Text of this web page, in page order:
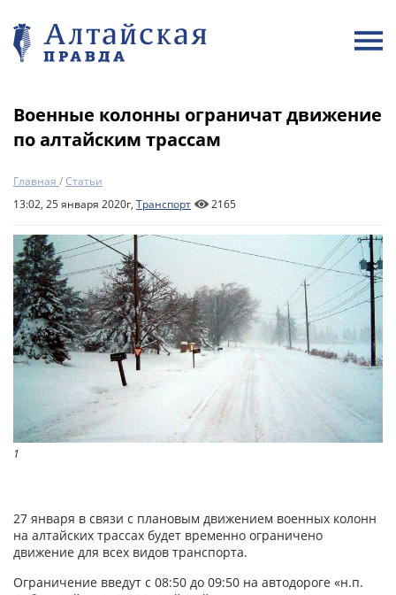
Военные колонны ограничат движение
по алтайским трассам
Главная /Статьи
13:02, 25 января 2020г, Транспорт 2165
1
27 января в связи с плановым движением военных колонн
на алтайских трассах будет временно ограничено
движение для всех видов транспорта.
Ограничение введут с 08:50 до 09:50 на автодороге «н.п.